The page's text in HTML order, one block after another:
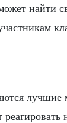
найти